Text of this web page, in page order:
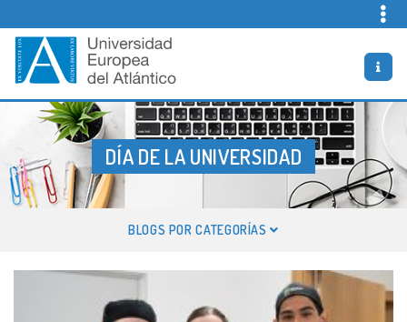
to
content
Vida Universitaria
Bienvenidos al Blog oficial de la Universidad Europea del
Atlántico
BLOGS POR CATEGORÍAS
ETIQUETA:
DÍA DE LA UNIVERSIDAD